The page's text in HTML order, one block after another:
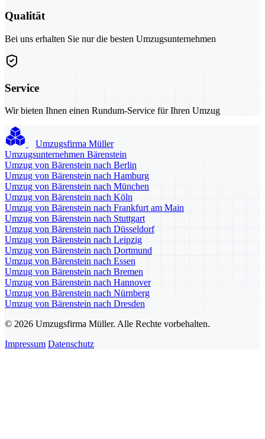
Qualität
Bei uns erhalten Sie nur die besten Umzugsunternehmen
Service
Wir bieten Ihnen einen Rundum-Service für Ihren Umzug
Umzugsfirma Müller
Umzugsunternehmen Bärenstein
Umzug von Bärenstein nach Berlin
Umzug von Bärenstein nach Hamburg
Umzug von Bärenstein nach München
Umzug von Bärenstein nach Köln
Umzug von Bärenstein nach Frankfurt am Main
Umzug von Bärenstein nach Stuttgart
Umzug von Bärenstein nach Düsseldorf
Umzug von Bärenstein nach Leipzig
Umzug von Bärenstein nach Dortmund
Umzug von Bärenstein nach Essen
Umzug von Bärenstein nach Bremen
Umzug von Bärenstein nach Hannover
Umzug von Bärenstein nach Nürnberg
Umzug von Bärenstein nach Dresden
© 2026 Umzugsfirma Müller. Alle Rechte vorbehalten.
Impressum Datenschutz